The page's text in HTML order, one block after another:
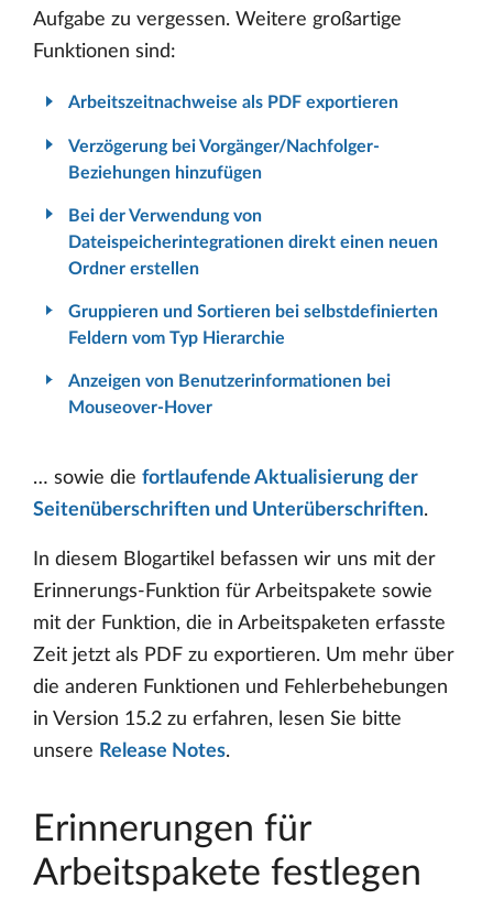
Aufgabe zu vergessen. Weitere großartige
Funktionen sind:
Arbeitszeitnachweise als PDF exportieren
Verzögerung bei Vorgänger/Nachfolger-
Beziehungen hinzufügen
Bei der Verwendung von
Dateispeicherintegrationen direkt einen neuen
Ordner erstellen
Gruppieren und Sortieren bei selbstdefinierten
Feldern vom Typ Hierarchie
Anzeigen von Benutzerinformationen bei
Mouseover-Hover
… sowie die fortlaufende Aktualisierung der
Seitenüberschriften und Unterüberschriften.
In diesem Blogartikel befassen wir uns mit der
Erinnerungs-Funktion für Arbeitspakete sowie
mit der Funktion, die in Arbeitspaketen erfasste
Zeit jetzt als PDF zu exportieren. Um mehr über
die anderen Funktionen und Fehlerbehebungen
in Version 15.2 zu erfahren, lesen Sie bitte
unsere Release Notes.
Erinnerungen für
Arbeitspakete festlegen